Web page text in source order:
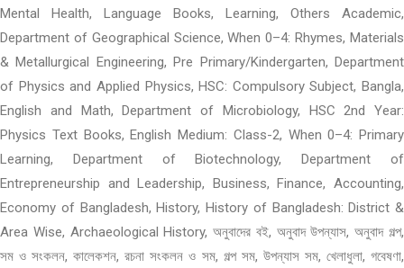
Mental Health, Language Books, Learning, Others Academic,
Department of Geographical Science, When 0–4: Rhymes, Materials
& Metallurgical Engineering, Pre Primary/Kindergarten, Department
of Physics and Applied Physics, HSC: Compulsory Subject, Bangla,
English and Math, Department of Microbiology, HSC 2nd Year:
Physics Text Books, English Medium: Class-2, When 0–4: Primary
Learning, Department of Biotechnology, Department of
Entrepreneurship and Leadership, Business, Finance, Accounting,
Economy of Bangladesh, History, History of Bangladesh: District &
Area Wise, Archaeological History, অনুবাদের বই, অনুবাদ উপন্যাস, অনুবাদ গল্প,
সম ও সংকলন, কালেকশন, রচনা সংকলন ও সম, গল্প সম, উপন্যাস সম, খেলাধুলা, গবেষণা,